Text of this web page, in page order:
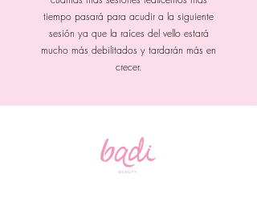
tiempo pasará para acudir a la siguiente
sesión ya que la raíces del vello estará
mucho más debilitados y tardarán más en
crecer.